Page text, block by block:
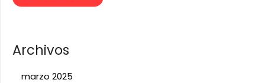
Archivos
marzo 2025